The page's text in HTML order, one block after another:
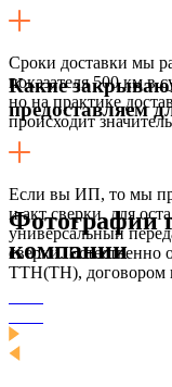
Сроки доставки мы
показателя 500 км в
но на практике
происходит
Какие
предоставляем
Если вы ИП, то мы
и акт сверки, для
универсальный
сверки. Естественно
ТТН(ТН), договором
Фотографии
компании